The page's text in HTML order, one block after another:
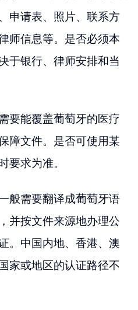
申请表、照片、联系方
师信息等。是否必须本
于银行、律师安排和当
要能覆盖葡萄牙的医疗
障文件。是否可使用某
要求为准。
般需要翻译成葡萄牙语
并按文件来源地办理公
。中国内地、香港、澳
家或地区的认证路径不